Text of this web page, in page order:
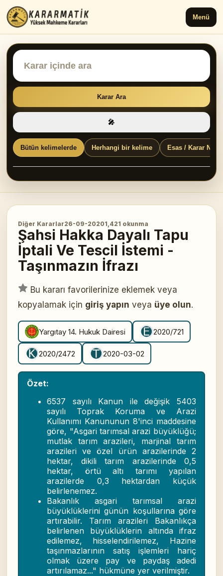
Menü
Karar Ara
🎤
Bütün kelimelerde Herhangi bir kelime Esas / Karar No
Diğer Kararlar26-09-20201,421 okunma
Şahsi Hakka Dayalı Tapu
İptali Ve Tescil İstemi -
Taşınmazın İfrazı
Bu kararı favorilerinize eklemek veya
kopyalamak için giriş yapın veya üye olun.
Yargıtay 14. Hukuk Dairesi 2020/721
2020/2472 2020-03-02
Özet:
6537 sayılı Kanun ile değişik 5403
sayılı Toprak Koruma ve Arazi
Kullanımı Kanununun 8'inci maddesine
göre, "Asgari tarımsal arazi büyüklüğü;
mutlak tarım arazileri, marjinal tarım
arazileri ve özel ürün arazilerinde 2
hektar, dikili tarım arazilerinde 0,5
hektar, örtü altı tarımı yapılan
arazilerde 0,3 hektardan küçük
belirlenemez.
Bakanlık asgari tarımsal arazi
büyüklüklerini günün koşullarına göre
artırabilir. Tarım arazileri Bakanlıkça
belirlenen büyüklüklerin altında ifraz
edilemez, hisselendirilemez, Hazine
taşınmazlarının satış işlemleri hariç
olmak üzere pay ve paydaş adedi
artırılamaz..." hükmüne yer verilmiştir.